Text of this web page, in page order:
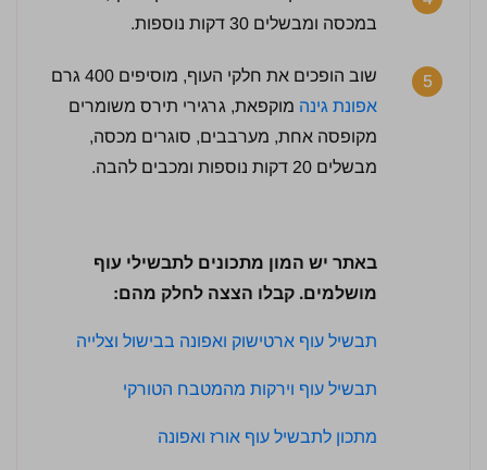
במכסה ומבשלים 30 דקות נוספות.
5
שוב הופכים את חלקי העוף, מוסיפים 400 גרם
אפונת גינה מוקפאת, גרגירי תירס משומרים
מקופסה אחת, מערבבים, סוגרים מכסה,
מבשלים 20 דקות נוספות ומכבים להבה.
באתר יש המון מתכונים לתבשילי עוף
מושלמים. קבלו הצצה לחלק מהם:
תבשיל עוף ארטישוק ואפונה בבישול וצלייה
תבשיל עוף וירקות מהמטבח הטורקי
מתכון לתבשיל עוף אורז ואפונה
לחץ כדי לדרג: